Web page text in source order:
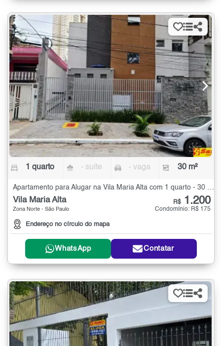
1 quarto - suíte - vaga 30 m²
Apartamento para Alugar na Vila Maria Alta com 1 quarto - 30 m²
Vila Maria Alta
Zona Norte - São Paulo
Endereço no círculo do mapa
R$ 1.200
Condomínio: R$ 175
WhatsApp Contatar